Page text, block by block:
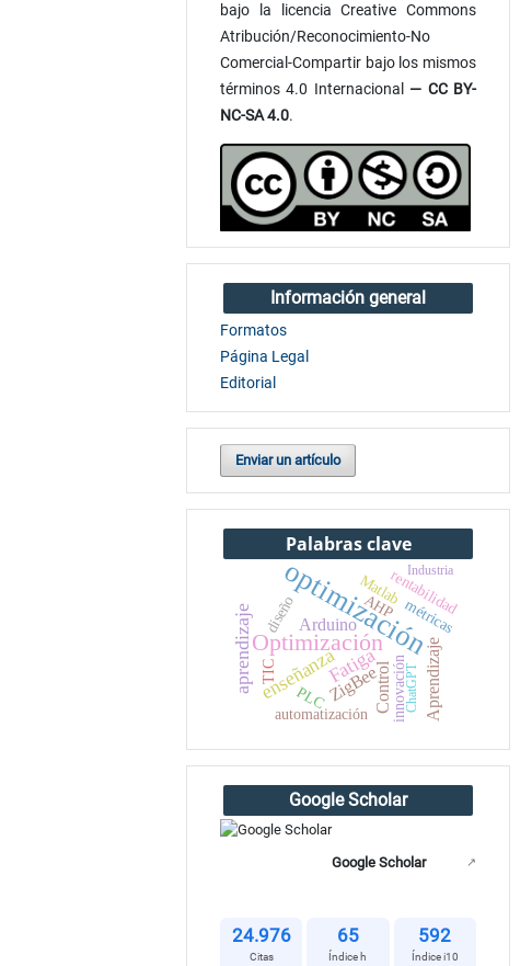
bajo la licencia Creative Commons
Atribución/Reconocimiento-No
Comercial-Compartir bajo los mismos
términos 4.0 Internacional — CC BY-
NC-SA 4.0.
Información general
Formatos
Página Legal
Editorial
Enviar un artículo
Palabras clave
optimización
Optimización
Fatiga
enseñanza
aprendizaje Arduino
ZigBee Aprendizaje
Control
métricas
TIC innovación
PLC
rentabilidad
AHP
Matlab
diseño
automatización
ChatGPT
Industria
Google Scholar
Google Scholar ↗
24.976
Citas
65
Índice h
592
Índice i10